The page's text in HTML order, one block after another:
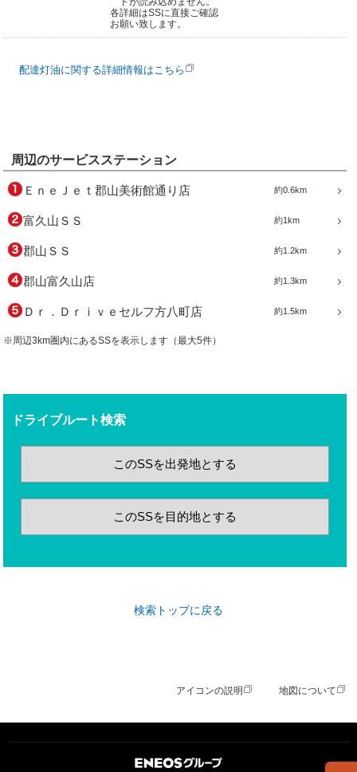
各詳細はSSに直接ご確認
お願い致します。
配達灯油に関する詳細情報はこちら
周辺のサービスステーション
約0.6km
ＥｎｅＪｅｔ郡山美術館通り店
約1km
富久山ＳＳ
約1.2km
郡山ＳＳ
約1.3km
郡山富久山店
約1.5km
Ｄｒ．Ｄｒｉｖｅセルフ方八町店
※周辺3km圏内にあるSSを表示します（最大5件）
ドライブルート検索
このSSを出発地とする
このSSを目的地とする
検索トップに戻る
アイコンの説明 地図について